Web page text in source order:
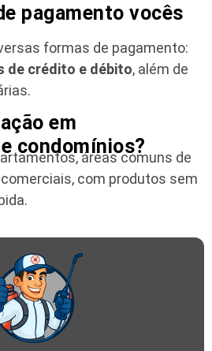
pagamento vocês
formas de pagamento:
de crédito e débito, além de
em
condomínios?
áreas comuns de
com produtos sem